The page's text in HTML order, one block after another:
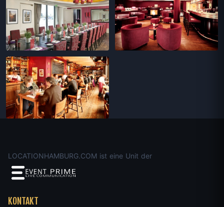
LOCATIONHAMBURG.COM ist eine Unit der
KONTAKT